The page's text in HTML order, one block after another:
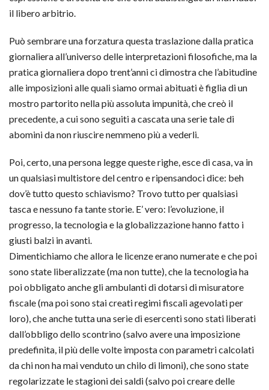
il libero arbitrio.
Può sembrare una forzatura questa traslazione dalla pratica
giornaliera all’universo delle interpretazioni filosofiche, ma la
pratica giornaliera dopo trent’anni ci dimostra che l’abitudine
alle imposizioni alle quali siamo ormai abituati è figlia di un
mostro partorito nella più assoluta impunità, che creò il
precedente, a cui sono seguiti a cascata una serie tale di
abomini da non riuscire nemmeno più a vederli.
Poi, certo, una persona legge queste righe, esce di casa, va in
un qualsiasi multistore del centro e ripensandoci dice: beh
dov’è tutto questo schiavismo? Trovo tutto per qualsiasi
tasca e nessuno fa tante storie. E’ vero: l’evoluzione, il
progresso, la tecnologia e la globalizzazione hanno fatto i
giusti balzi in avanti.
Dimentichiamo che allora le licenze erano numerate e che poi
sono state liberalizzate (ma non tutte), che la tecnologia ha
poi obbligato anche gli ambulanti di dotarsi di misuratore
fiscale (ma poi sono stai creati regimi fiscali agevolati per
loro), che anche tutta una serie di esercenti sono stati liberati
dall’obbligo dello scontrino (salvo avere una imposizione
predefinita, il più delle volte imposta con parametri calcolati
da chi non ha mai venduto un chilo di limoni), che sono state
regolarizzate le stagioni dei saldi (salvo poi creare delle